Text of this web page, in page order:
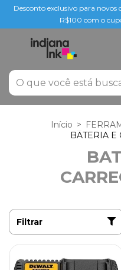
Desconto exclusivo para novos
R$100 com o
Início >
BATERIA E
Filtrar